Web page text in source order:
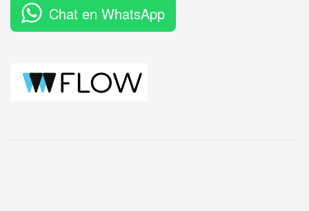
Chat en WhatsApp